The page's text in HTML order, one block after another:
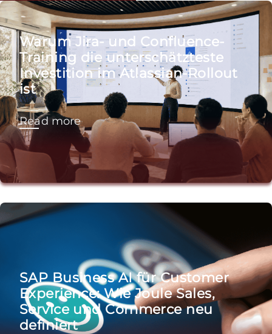
Warum Jira- und Confluence-
Training die unterschätzteste
Investition im Atlassian-Rollout
ist
Read more
SAP Business AI für Customer
Experience: Wie Joule Sales,
Service und Commerce neu
definiert